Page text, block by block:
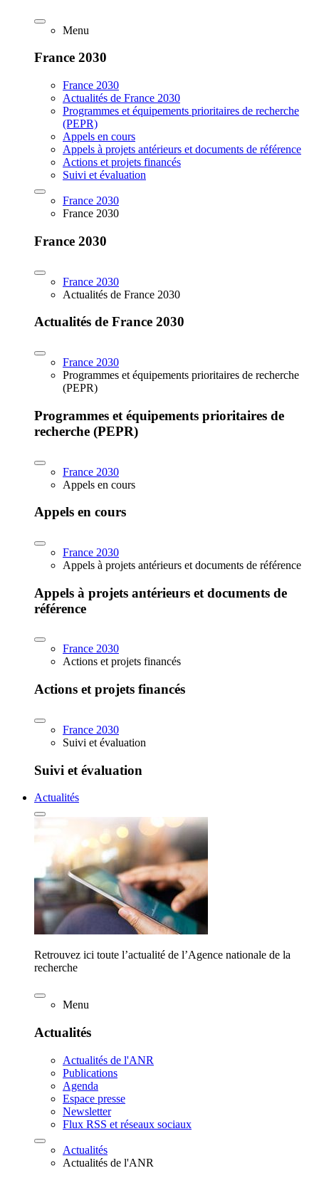
Menu
France 2030
France 2030
Actualités de France 2030
Programmes et équipements prioritaires de recherche
(PEPR)
Appels en cours
Appels à projets antérieurs et documents de référence
Actions et projets financés
Suivi et évaluation
France 2030
France 2030
France 2030
France 2030
Actualités de France 2030
Actualités de France 2030
France 2030
Programmes et équipements prioritaires de recherche
(PEPR)
Programmes et équipements prioritaires de
recherche (PEPR)
France 2030
Appels en cours
Appels en cours
France 2030
Appels à projets antérieurs et documents de référence
Appels à projets antérieurs et documents de
référence
France 2030
Actions et projets financés
Actions et projets financés
France 2030
Suivi et évaluation
Suivi et évaluation
Actualités
Retrouvez ici toute l’actualité de l’Agence nationale de la
recherche
Menu
Actualités
Actualités de l'ANR
Publications
Agenda
Espace presse
Newsletter
Flux RSS et réseaux sociaux
Actualités
Actualités de l'ANR